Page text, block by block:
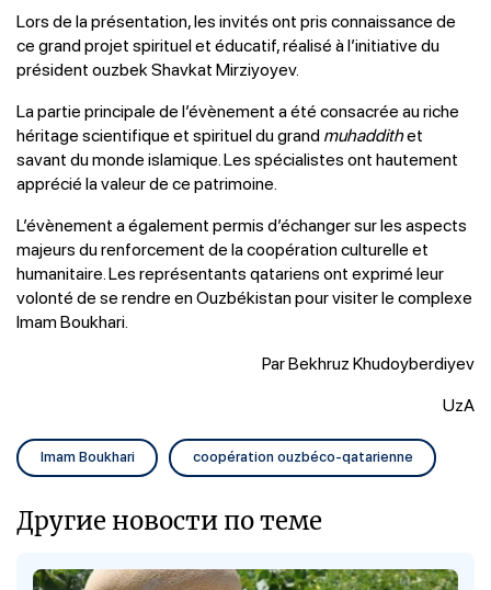
Lors de la présentation, les invités ont pris connaissance de
ce grand projet spirituel et éducatif, réalisé à l’initiative du
président ouzbek Shavkat Mirziyoyev.
La partie principale de l’évènement a été consacrée au riche
héritage scientifique et spirituel du grandmuhaddithet
savant du monde islamique. Les spécialistes ont hautement
apprécié la valeur de ce patrimoine.
L’évènement a également permis d’échanger sur les aspects
majeurs du renforcement de la coopération culturelle et
humanitaire. Les représentants qatariens ont exprimé leur
volonté de se rendre en Ouzbékistan pour visiter le complexe
Imam Boukhari.
Par Bekhruz Khudoyberdiyev
UzA
Imam Boukhari coopération ouzbéco-qatarienne
Другие новости по теме